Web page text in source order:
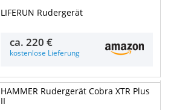
LIFERUN Rudergerät
ca.220 €
kostenlose Lieferung
HAMMER Rudergerät Cobra XTR Plus
II